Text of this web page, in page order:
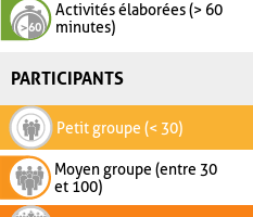
Activités élaborées (> 60
minutes)
PARTICIPANTS
Petit groupe (< 30)
Moyen groupe (entre 30
et 100)